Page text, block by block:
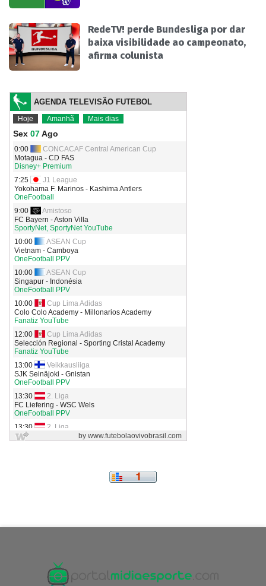
RedeTV! perde Bundesliga por dar
baixa visibilidade ao campeonato,
afirma colunista